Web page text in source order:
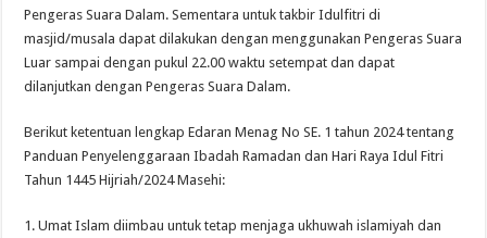
Pengeras Suara Dalam. Sementara untuk takbir Idulfitri di
masjid/musala dapat dilakukan dengan menggunakan Pengeras Suara
Luar sampai dengan pukul 22.00 waktu setempat dan dapat
dilanjutkan dengan Pengeras Suara Dalam.
Berikut ketentuan lengkap Edaran Menag No SE. 1 tahun 2024 tentang
Panduan Penyelenggaraan Ibadah Ramadan dan Hari Raya Idul Fitri
Tahun 1445 Hijriah/2024 Masehi:
1. Umat Islam diimbau untuk tetap menjaga ukhuwah islamiyah dan